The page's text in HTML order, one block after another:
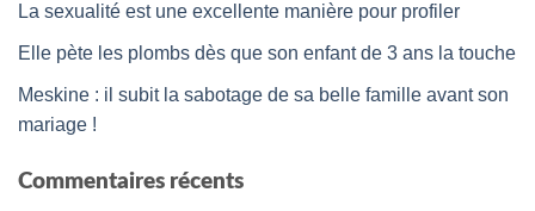
La sexualité est une excellente manière pour profiler
Elle pète les plombs dès que son enfant de 3 ans la touche
Meskine : il subit la sabotage de sa belle famille avant son
mariage !
Commentaires récents